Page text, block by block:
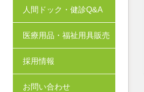
人間ドック・健診Q&A
医療用品・福祉用具販売
採用情報
お問い合わせ